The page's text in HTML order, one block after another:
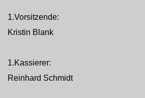
1.Vorsitzende:
Kristin Blank
1.Kassierer:
Reinhard Schmidt